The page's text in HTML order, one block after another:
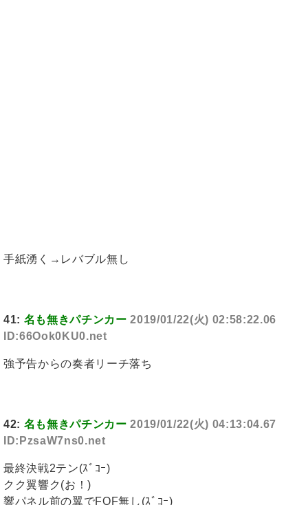
手紙湧く→レバブル無し
41: 名も無きパチンカー 2019/01/22(火) 02:58:22.06
ID:66Ook0KU0.net
強予告からの奏者リーチ落ち
42: 名も無きパチンカー 2019/01/22(火) 04:13:04.67
ID:PzsaW7ns0.net
最終決戦2テン(ｽﾞｺｰ)
クク翼響ク(お！)
響パネル前の翼でFOF無し(ｽﾞｺｰ)